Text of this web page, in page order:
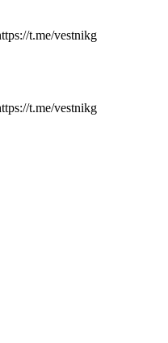
t.me/vestnikg
t.me/vestnikg